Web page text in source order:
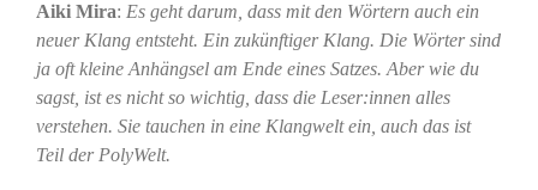
Aiki Mira: Es geht darum, dass mit den Wörtern auch ein
neuer Klang entsteht. Ein zukünftiger Klang. Die Wörter sind
ja oft kleine Anhängsel am Ende eines Satzes. Aber wie du
sagst, ist es nicht so wichtig, dass die Leser:innen alles
verstehen. Sie tauchen in eine Klangwelt ein, auch das ist
Teil der PolyWelt.